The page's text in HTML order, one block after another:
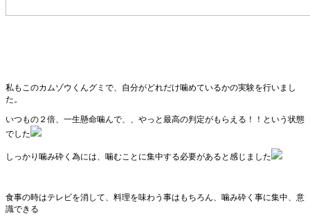
私もこのカムゾウくんグミで、自分がどれだけ噛めているかの実験を行いまし
た。
いつもの２倍、一生懸命噛んで、、 やっと最高の判定がもらえる！！という状態
でした
しっかり噛み砕く為には、噛むことに集中する必要があると感じました
食事の時はテレビを消して、料理を味わう事はもちろん、噛み砕く事に集中、意
識できる